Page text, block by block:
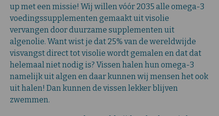
up met een missie! Wij willen vóór 2035 alle omega-3
voedingssupplementen gemaakt uit visolie
vervangen door duurzame supplementen uit
algenolie. Want wist je dat 25% van de wereldwijde
visvangst direct tot visolie wordt gemalen en dat dat
helemaal niet nodig is? Vissen halen hun omega-3
namelijk uit algen en daar kunnen wij mensen het ook
uit halen! Dan kunnen de vissen lekker blijven
zwemmen.